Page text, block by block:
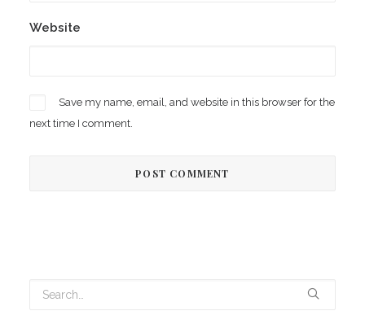
Website
Save my name, email, and website in this browser for the
next time I comment.